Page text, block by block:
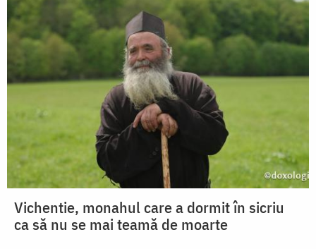
Vichentie, monahul care a dormit în sicriu
ca să nu se mai teamă de moarte